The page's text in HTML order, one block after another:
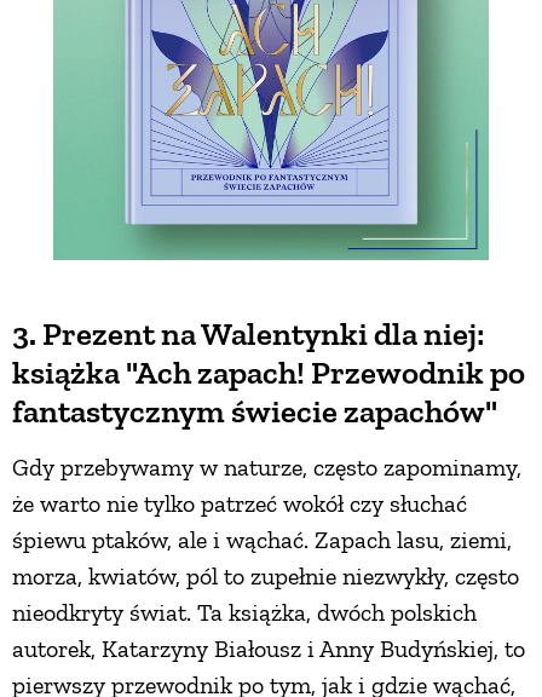
3. Prezent na Walentynki dla niej:
książka "Ach zapach! Przewodnik po
fantastycznym świecie zapachów"
Gdy przebywamy w naturze, często zapominamy,
że warto nie tylko patrzeć wokół czy słuchać
śpiewu ptaków, ale i wąchać. Zapach lasu, ziemi,
morza, kwiatów, pól to zupełnie niezwykły, często
nieodkryty świat. Ta książka, dwóch polskich
autorek, Katarzyny Białousz i Anny Budyńskiej, to
pierwszy przewodnik po tym, jak i gdzie wąchać,